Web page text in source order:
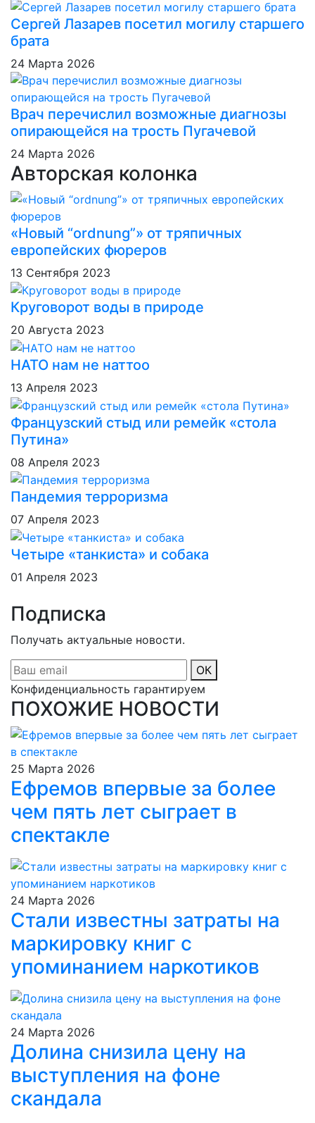
Сергей Лазарев посетил могилу старшего
брата
24 Марта 2026
Врач перечислил возможные диагнозы
опирающейся на трость Пугачевой
24 Марта 2026
Авторская колонка
«Новый “ordnung”» от тряпичных
европейских фюреров
13 Сентября 2023
Круговорот воды в природе
20 Августа 2023
НАТО нам не наттоо
13 Апреля 2023
Французский стыд или ремейк «стола
Путина»
08 Апреля 2023
Пандемия терроризма
07 Апреля 2023
Четыре «танкиста» и собака
01 Апреля 2023
Подписка
Получать актуальные новости.
ОК
Конфиденциальность гарантируем
ПОХОЖИЕ НОВОСТИ
25 Марта 2026
Ефремов впервые за более
чем пять лет сыграет в
спектакле
24 Марта 2026
Стали известны затраты на
маркировку книг с
упоминанием наркотиков
24 Марта 2026
Долина снизила цену на
выступления на фоне
скандала